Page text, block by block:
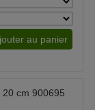
au panier
cm 900695